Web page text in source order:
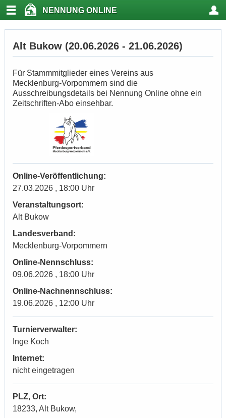
NENNUNG ONLINE
Alt Bukow (20.06.2026 - 21.06.2026)
Für Stammmitglieder eines Vereins aus
Mecklenburg-Vorpommern sind die
Ausschreibungsdetails bei Nennung Online ohne ein
Zeitschriften-Abo einsehbar.
Online-Veröffentlichung:
27.03.2026 , 18:00 Uhr
Veranstaltungsort:
Alt Bukow
Landesverband:
Mecklenburg-Vorpommern
Online-Nennschluss:
09.06.2026 , 18:00 Uhr
Online-Nachnennschluss:
19.06.2026 , 12:00 Uhr
Turnierverwalter:
Inge Koch
Internet:
nicht eingetragen
PLZ, Ort:
18233, Alt Bukow,